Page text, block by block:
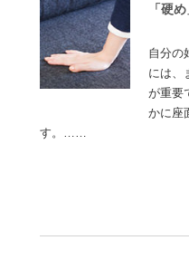
「硬
自分の
には、
が重要
かに座
す。……